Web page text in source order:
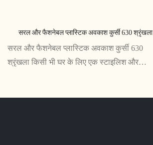
सरल और फैशनेबल प्लास्टिक अवकाश कुर्सी 630 श्रृंखला
सरल और फैशनेबल प्लास्टिक अवकाश कुर्सी 630
श्रृंखला किसी भी घर के लिए एक स्टाइलिश और